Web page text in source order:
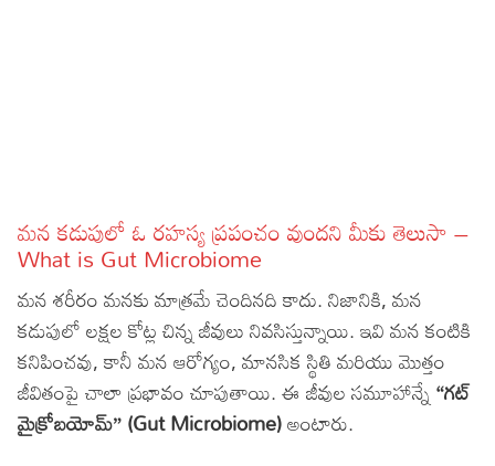
Articles
Facts
Devotional
Christianity
Hindi
మన కడుపులో ఓ రహస్య ప్రపంచం వుందని మీకు తెలుసా –
What is Gut Microbiome
మన శరీరం మనకు మాత్రమే చెందినది కాదు. నిజానికి, మన
కడుపులో లక్షల కోట్ల చిన్న జీవులు నివసిస్తున్నాయి. ఇవి మన కంటికి
కనిపించవు, కానీ మన ఆరోగ్యం, మానసిక స్థితి మరియు మొత్తం
జీవితంపై చాలా ప్రభావం చూపుతాయి. ఈ జీవుల సమూహాన్నే“గట్
మైక్రోబయోమ్” (Gut Microbiome)అంటారు.